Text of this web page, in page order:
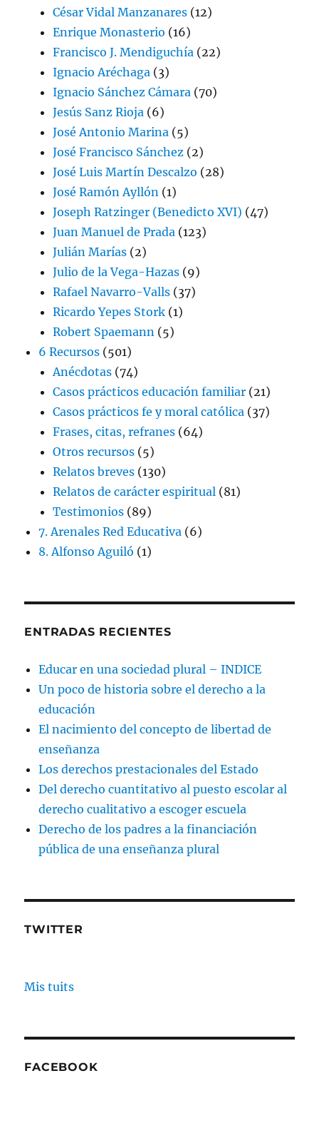
César Vidal Manzanares (12)
Enrique Monasterio (16)
Francisco J. Mendiguchía (22)
Ignacio Aréchaga (3)
Ignacio Sánchez Cámara (70)
Jesús Sanz Rioja (6)
José Antonio Marina (5)
José Francisco Sánchez (2)
José Luis Martín Descalzo (28)
José Ramón Ayllón (1)
Joseph Ratzinger (Benedicto XVI) (47)
Juan Manuel de Prada (123)
Julián Marías (2)
Julio de la Vega-Hazas (9)
Rafael Navarro-Valls (37)
Ricardo Yepes Stork (1)
Robert Spaemann (5)
6 Recursos (501)
Anécdotas (74)
Casos prácticos educación familiar (21)
Casos prácticos fe y moral católica (37)
Frases, citas, refranes (64)
Otros recursos (5)
Relatos breves (130)
Relatos de carácter espiritual (81)
Testimonios (89)
7. Arenales Red Educativa (6)
8. Alfonso Aguiló (1)
ENTRADAS RECIENTES
Educar en una sociedad plural – INDICE
Un poco de historia sobre el derecho a la
educación
El nacimiento del concepto de libertad de
enseñanza
Los derechos prestacionales del Estado
Del derecho cuantitativo al puesto escolar al
derecho cualitativo a escoger escuela
Derecho de los padres a la financiación
pública de una enseñanza plural
TWITTER
Mis tuits
FACEBOOK